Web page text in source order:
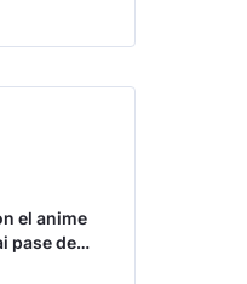
el anime
pase de